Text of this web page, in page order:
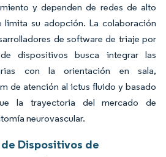
y dependen de redes de alto
limita su adopción. La colaboración
de software de triaje por
dispositivos busca integrar las
con la orientación en sala,
de atención al ictus fluido y basado
la trayectoria del mercado de
neurovascular.
Dispositivos de